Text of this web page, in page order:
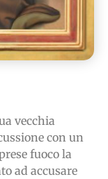
vecchia
con un
fuoco la
ad accusare